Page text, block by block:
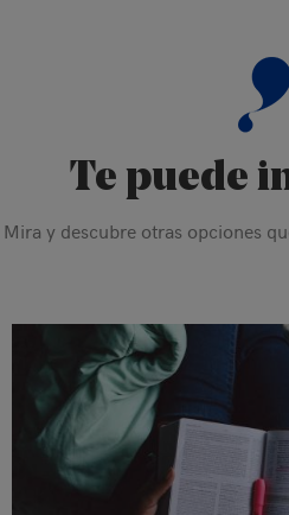
Te puede
Mira y descubre otras opciones